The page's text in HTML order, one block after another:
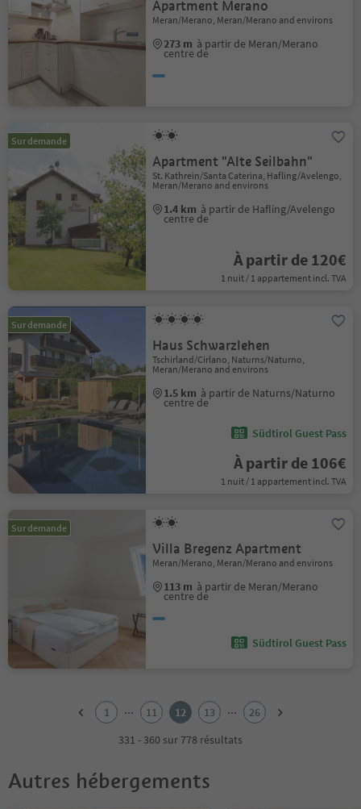
Apartment Merano
Meran/Merano, Meran/Merano and environs
273 m à partir de Meran/Merano
centre de
Sur demande
Apartment "Alte Seilbahn"
St. Kathrein/Santa Caterina, Hafling/Avelengo,
Meran/Merano and environs
1.4 km à partir de Hafling/Avelengo
centre de
À partir de 120€
1 nuit / 1 appartement incl. TVA
Sur demande
Haus Schwarzlehen
Tschirland/Cirlano, Naturns/Naturno,
Meran/Merano and environs
1.5 km à partir de Naturns/Naturno
centre de
Südtirol Guest Pass
À partir de 106€
1 nuit / 1 appartement incl. TVA
Sur demande
Villa Bregenz Apartment
Meran/Merano, Meran/Merano and environs
113 m à partir de Meran/Merano
centre de
Südtirol Guest Pass
7
1 ... 11 12 13 ...
26
331 - 360 sur 778 résultats
Autres hébergements